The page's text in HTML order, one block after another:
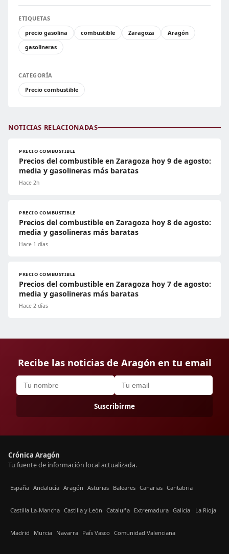
ETIQUETAS
precio gasolina
combustible Zaragoza
Aragón
gasolineras
CATEGORÍA
Precio combustible
NOTICIAS RELACIONADAS
PRECIO COMBUSTIBLE
Precios del combustible en Zaragoza hoy 9 de agosto:
media y gasolineras más baratas
Hace 2h
PRECIO COMBUSTIBLE
Precios del combustible en Zaragoza hoy 8 de agosto:
media y gasolineras más baratas
Hace 1 días
PRECIO COMBUSTIBLE
Precios del combustible en Zaragoza hoy 7 de agosto:
media y gasolineras más baratas
Hace 2 días
Recibe las noticias de Aragón en tu email
Suscribirme
Crónica Aragón
Tu fuente de información local actualizada.
España Andalucía Aragón Asturias Baleares Canarias Cantabria
Castilla La-Mancha Castilla y León Cataluña Extremadura Galicia La Rioja
Madrid Murcia Navarra País Vasco Comunidad Valenciana